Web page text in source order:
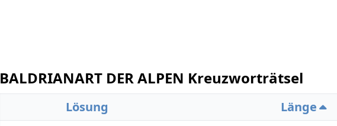
BALDRIANART DER ALPEN Kreuzworträtsel
Lösung Länge